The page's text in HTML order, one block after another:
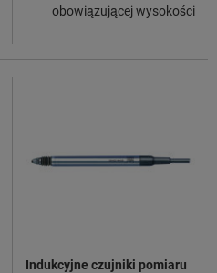
obowiązującej wysokości
Indukcyjne czujniki pomiaru